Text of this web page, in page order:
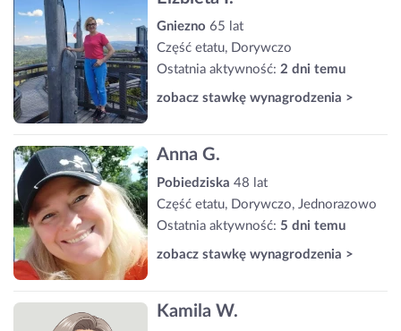
Gniezno 65 lat
Część etatu, Dorywczo
Ostatnia aktywność: 2 dni temu
zobacz stawkę wynagrodzenia >
Anna G.
Pobiedziska 48 lat
Część etatu, Dorywczo, Jednorazowo
Ostatnia aktywność: 5 dni temu
zobacz stawkę wynagrodzenia >
Kamila W.